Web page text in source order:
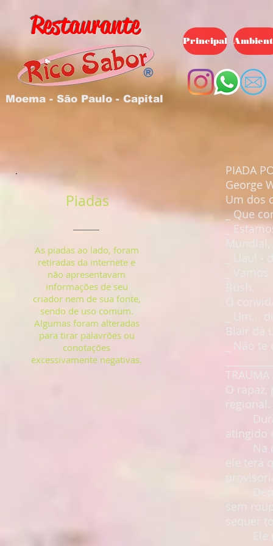
Principal
Restaurante
Moema - São Paulo - Capital
Piadas
As piadas ao lado, foram
retiradas da internete e
não apresentavam
informações de seu
criador nem de sua fonte,
sendo de uso comum.
Algumas foram alteradas
para tirar palavrões ou
conotações
excessivamente negativas.
PIADA
George
Um dos
_ Que
_
Bush.
O
TRAUMA
O
regional.
atingido
Na
ele
sem